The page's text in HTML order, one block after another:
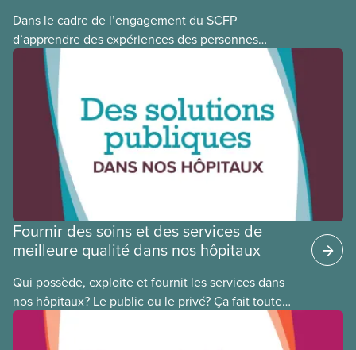
Dans le cadre de l’engagement du SCFP
d’apprendre des expériences des personnes
autochtones, noires et racisées, et de célébrer
leurs réussites, nous vous présentons des membres
du Comité national pour la justice raciale et du
Conseil national des Autochtones. L’article de ce
mois-ci présente Cora Mojica, membre du Comité
national pour la justice raciale.
Fournir des soins et des services de
meilleure qualité dans nos hôpitaux
Qui possède, exploite et fournit les services dans
nos hôpitaux? Le public ou le privé? Ça fait toute
une différence. Un hôpital public coûte moins cher,
en donne plus et est voué à l’intérêt public.